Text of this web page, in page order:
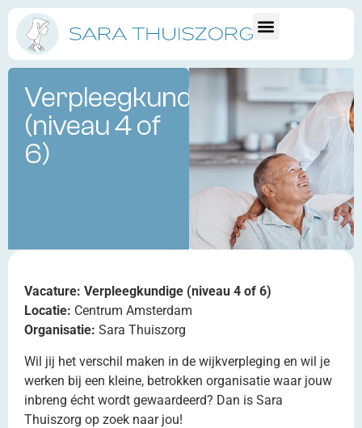
Verpleegkundige
(niveau 4 of
6)
Vacature: Verpleegkundige (niveau 4 of 6)
Locatie: Centrum Amsterdam
Organisatie: Sara Thuiszorg
Wil jij het verschil maken in de wijkverpleging en wil je
werken bij een kleine, betrokken organisatie waar jouw
inbreng écht wordt gewaardeerd? Dan is Sara
Thuiszorg op zoek naar jou!